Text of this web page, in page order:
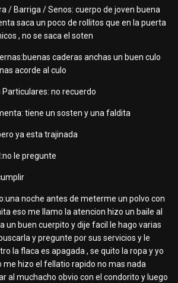
/ Barriga / Senos: cuerpo de joven buena
saca un poco de rollitos que en la puerta
, no se saca el soten
caderas anchas un buen culo
acorde al culo
Particulares: no recuerdo
tiene un sosten y una faldita
ya esta trajinada
le pregunte
noche antes de meterme un polvo con
eso me llamo la atencion hizo un baile al
un buen cuerpito y dije facil le hago varias
y pregunte por sus servicios y le
la flaca es apagada , se quito la ropa y yo
me hizo el fellatio rapido no mas nada
al muchacho obvio con el condorito y luego